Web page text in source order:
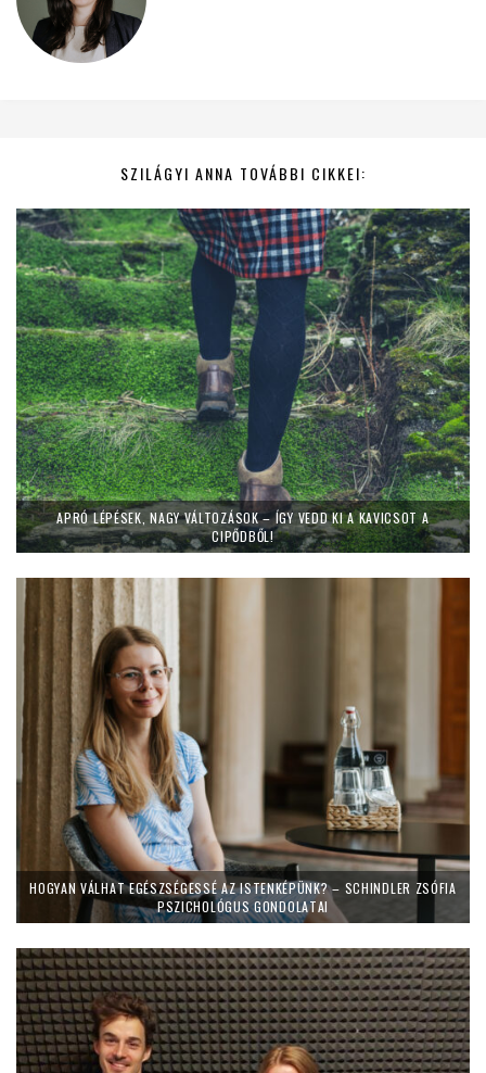
SZILÁGYI ANNA TOVÁBBI CIKKEI:
APRÓ LÉPÉSEK, NAGY VÁLTOZÁSOK – ÍGY VEDD KI A KAVICSOT A
CIPŐDBŐL!
HOGYAN VÁLHAT EGÉSZSÉGESSÉ AZ ISTENKÉPÜNK? – SCHINDLER ZSÓFIA
PSZICHOLÓGUS GONDOLATAI